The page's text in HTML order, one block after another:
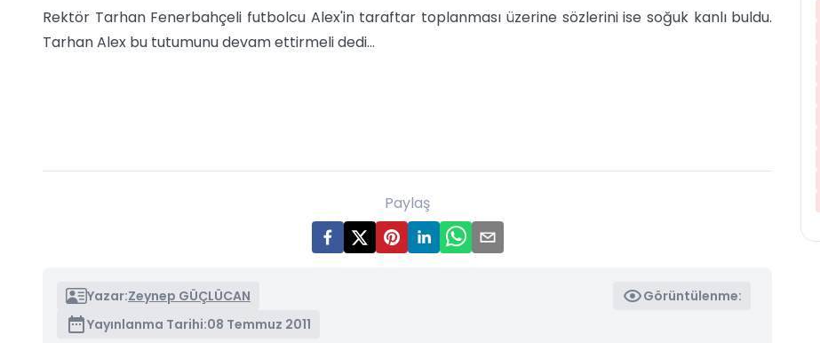
Rektör Tarhan Fenerbahçeli futbolcu Alex'in taraftar toplanması üzerine sözlerini ise soğuk kanlı buldu.
Tarhan Alex bu tutumunu devam ettirmeli dedi…
Paylaş
Yazar:Zeynep GÜÇLÜCAN
Görüntülenme:
Yayınlanma Tarihi:08 Temmuz 2011